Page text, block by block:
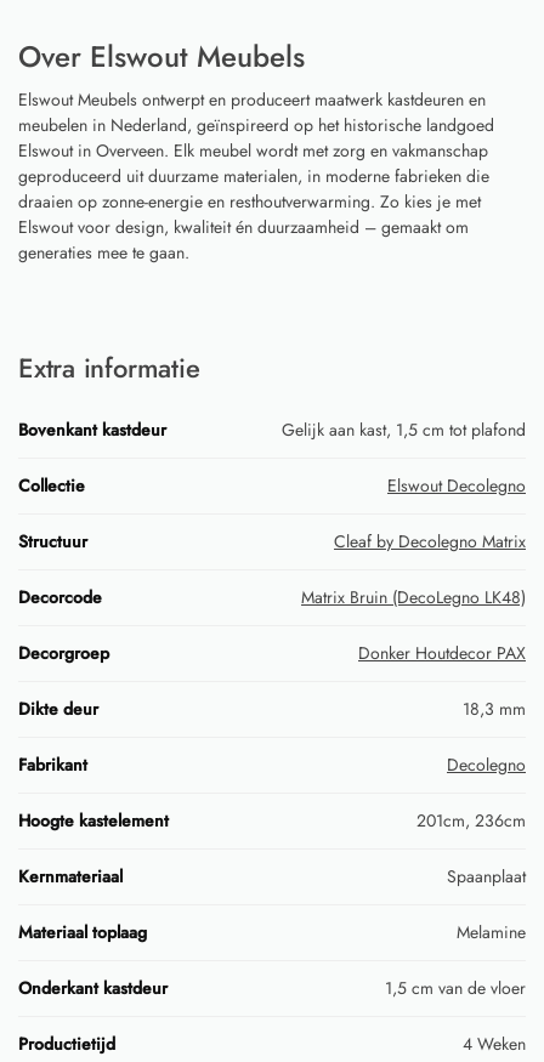
Over Elswout Meubels
Elswout Meubels ontwerpt en produceert maatwerk kastdeuren en
meubelen in Nederland, geïnspireerd op het historische landgoed
Elswout in Overveen. Elk meubel wordt met zorg en vakmanschap
geproduceerd uit duurzame materialen, in moderne fabrieken die
draaien op zonne-energie en resthoutverwarming. Zo kies je met
Elswout voor design, kwaliteit én duurzaamheid – gemaakt om
generaties mee te gaan.
Extra informatie
Bovenkant kastdeur Gelijk aan kast, 1,5 cm tot plafond
Collectie Elswout Decolegno
Structuur Cleaf by Decolegno Matrix
Decorcode Matrix Bruin (DecoLegno LK48)
Decorgroep Donker Houtdecor PAX
Dikte deur 18,3 mm
Fabrikant Decolegno
Hoogte kastelement 201cm, 236cm
Kernmateriaal Spaanplaat
Materiaal toplaag Melamine
Onderkant kastdeur 1,5 cm van de vloer
Productietijd 4 Weken